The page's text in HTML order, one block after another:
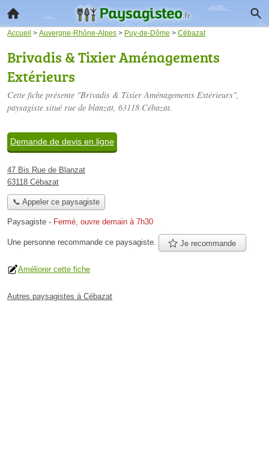
Accueil > Auvergne-Rhône-Alpes > Puy-de-Dôme > Cébazat
Brivadis & Tixier Aménagements
Extérieurs
Cette fiche présente "Brivadis & Tixier Aménagements Extérieurs",
paysagiste situé rue de blanzat, 63118 Cébazat.
Demande de devis en ligne
47 Bis Rue de Blanzat
63118 Cébazat
📞 Appeler ce paysagiste
Paysagiste - Fermé, ouvre demain à 7h30
Une personne recommande ce paysagiste. Je recommande
Améliorer cette fiche
Autres paysagistes à Cébazat